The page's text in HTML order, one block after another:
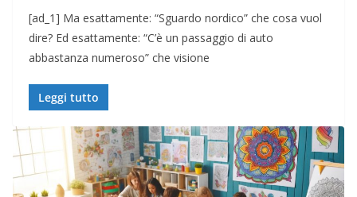
[ad_1] Ma esattamente: “Sguardo nordico” che cosa vuol
dire? Ed esattamente: “C’è un passaggio di auto
abbastanza numeroso” che visione
Leggi tutto